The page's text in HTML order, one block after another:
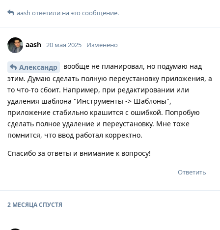
aash ответили на это сообщение.
aash 20 мая 2025 Изменено
Александр
вообще не планировал, но подумаю над
этим. Думаю сделать полную переустановку приложения, а
то что-то сбоит. Например, при редактировании или
удаления шаблона "Инструменты -> Шаблоны",
приложение стабильно крашится с ошибкой. Попробую
сделать полное удаление и переустановку. Мне тоже
помнится, что ввод работал корректно.
Спасибо за ответы и внимание к вопросу!
Ответить
2 МЕСЯЦАСПУСТЯ